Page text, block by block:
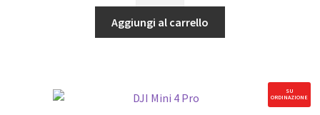
4
Pro
(DJI
Aggiungi al carrello
SU
ORDINAZIONE